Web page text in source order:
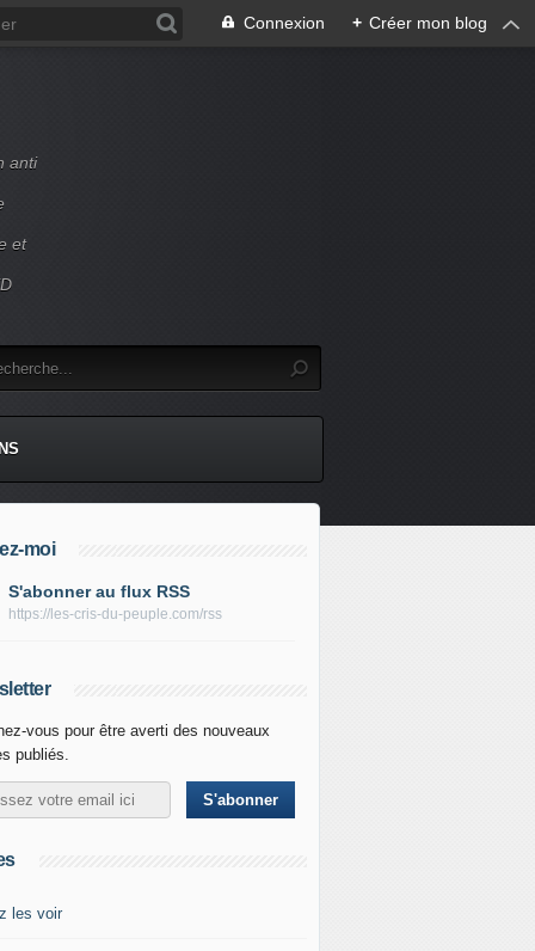
Connexion + Créer mon blog
anti
et
moi
S'abonner au flux RSS
https://les-cris-du-peuple.com/rss
vous pour être averti des nouveaux
publiés.
les voir